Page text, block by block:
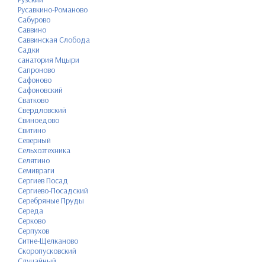
Русавкино-Романово
Сабурово
Саввино
Саввинская Слобода
Садки
санатория Мцыри
Сапроново
Сафоново
Сафоновский
Сватково
Свердловский
Свиноедово
Свитино
Северный
Сельхозтехника
Селятино
Семивраги
Сергиев Посад
Сергиево-Посадский
Серебряные Пруды
Середа
Серково
Серпухов
Ситне-Щелканово
Скоропусковский